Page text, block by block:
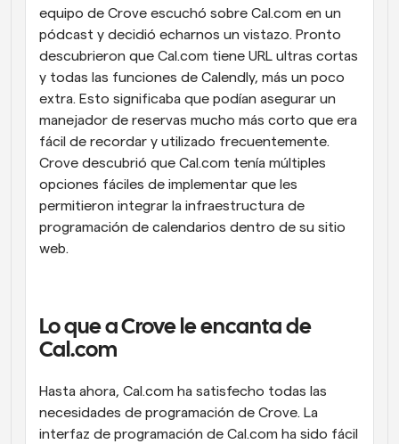
equipo de Crove escuchó sobre Cal.com en un
pódcast y decidió echarnos un vistazo. Pronto
descubrieron que Cal.com tiene URL ultras cortas
y todas las funciones de Calendly, más un poco
extra. Esto significaba que podían asegurar un
manejador de reservas mucho más corto que era
fácil de recordar y utilizado frecuentemente.
Crove descubrió que Cal.com tenía múltiples
opciones fáciles de implementar que les
permitieron integrar la infraestructura de
programación de calendarios dentro de su sitio
web.
Lo que a Crove le encanta de
Cal.com
Hasta ahora, Cal.com ha satisfecho todas las
necesidades de programación de Crove. La
interfaz de programación de Cal.com ha sido fácil